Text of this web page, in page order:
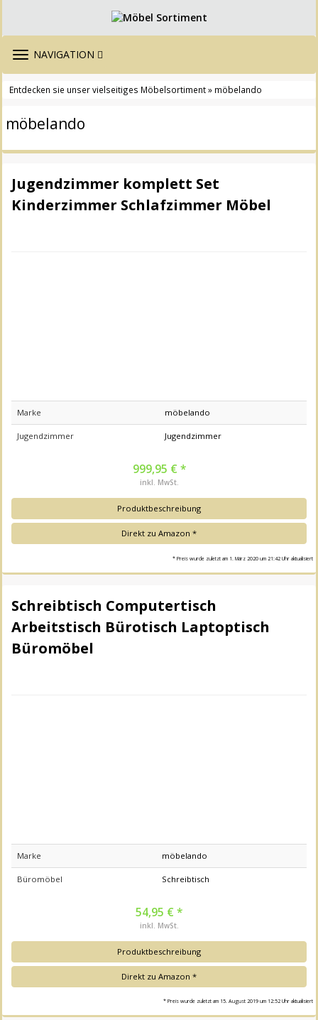
TOGGLE
NAVIGATION
Entdecken sie unser vielseitiges Möbelsortiment» möbelando
möbelando
Jugendzimmer komplett Set
Kinderzimmer Schlafzimmer Möbel
Marke möbelando
Jugendzimmer Jugendzimmer
999,95 € *
inkl. MwSt.
Produktbeschreibung
Direkt zu Amazon *
* Preis wurde zuletzt am 1. März 2020 um 21:42 Uhr aktualisiert
Schreibtisch Computertisch
Arbeitstisch Bürotisch Laptoptisch
Büromöbel
Marke möbelando
Büromöbel Schreibtisch
54,95 € *
inkl. MwSt.
Produktbeschreibung
Direkt zu Amazon *
* Preis wurde zuletzt am 15. August 2019 um 12:52 Uhr aktualisiert